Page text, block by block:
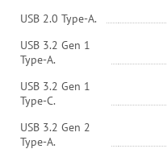
USB 2.0 Type-A.
USB 3.2 Gen 1
Type-A.
USB 3.2 Gen 1
Type-C.
USB 3.2 Gen 2
Type-A.